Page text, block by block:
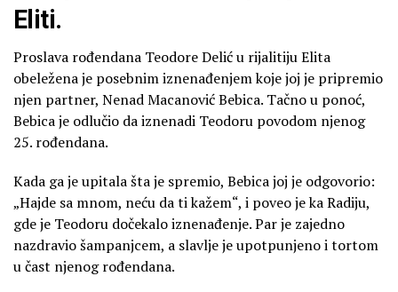
Eliti.
Proslava rođendana Teodore Delić u rijalitiju Elita
obeležena je posebnim iznenađenjem koje joj je pripremio
njen partner, Nenad Macanović Bebica. Tačno u ponoć,
Bebica je odlučio da iznenadi Teodoru povodom njenog
25. rođendana.
Kada ga je upitala šta je spremio, Bebica joj je odgovorio:
„Hajde sa mnom, neću da ti kažem“, i poveo je ka Radiju,
gde je Teodoru dočekalo iznenađenje. Par je zajedno
nazdravio šampanjcem, a slavlje je upotpunjeno i tortom
u čast njenog rođendana.